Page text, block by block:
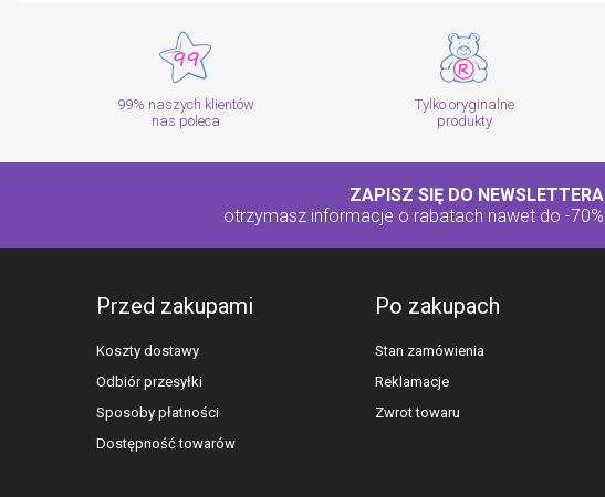
99% naszych klientów
nas poleca
Tylko oryginalne
produkty
ZAPISZ SIĘ DO NEWSLETTERA
otrzymasz informacje o rabatach nawet do -70%
Przed zakupami
Koszty dostawy
Odbiór przesyłki
Sposoby płatności
Dostępność towarów
Po zakupach
Stan zamówienia
Reklamacje
Zwrot towaru